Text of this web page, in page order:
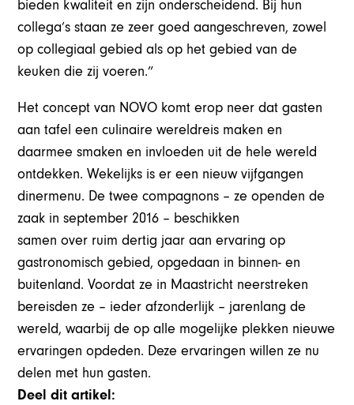
bieden kwaliteit en zijn onderscheidend. Bij hun
collega’s staan ze zeer goed aangeschreven, zowel
op collegiaal gebied als op het gebied van de
keuken die zij voeren.”
Het concept van NOVO komt erop neer dat gasten
aan tafel een culinaire wereldreis maken en
daarmee smaken en invloeden uit de hele wereld
ontdekken. Wekelijks is er een nieuw vijfgangen
dinermenu. De twee compagnons – ze openden de
zaak in septem­ber 2016 – beschikken
samen over ruim dertig jaar aan ervaring op
gastronomisch gebied, opgedaan in binnen- en
buitenland. Voordat ze in Maastricht neerstreken
bereisden ze – ieder afzonderlijk – jarenlang de
wereld, waarbij de op alle mogelijke plekken nieuwe
ervaringen opdeden. Deze ervaringen willen ze nu
delen met hun gasten.
Deel dit artikel: